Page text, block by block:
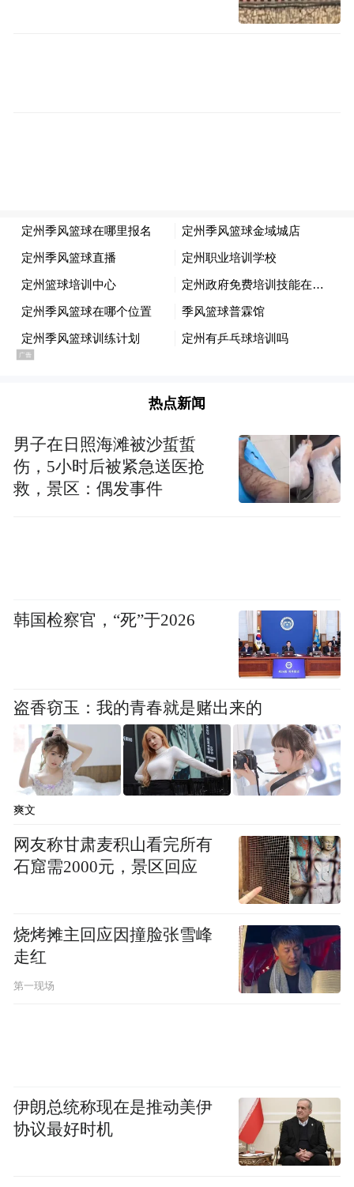
热点新闻
男子在日照海滩被沙蜇蜇
伤，5小时后被紧急送医抢
救，景区：偶发事件
韩国检察官，“死”于2026
盗香窃玉：我的青春就是赌出来的
爽文
网友称甘肃麦积山看完所有
石窟需2000元，景区回应
烧烤摊主回应因撞脸张雪峰
走红
第一现场
伊朗总统称现在是推动美伊
协议最好时机